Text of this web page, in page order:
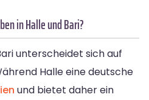
in Halle und Bari?
unterscheidet sich auf
Halle eine deutsche
und bietet daher ein